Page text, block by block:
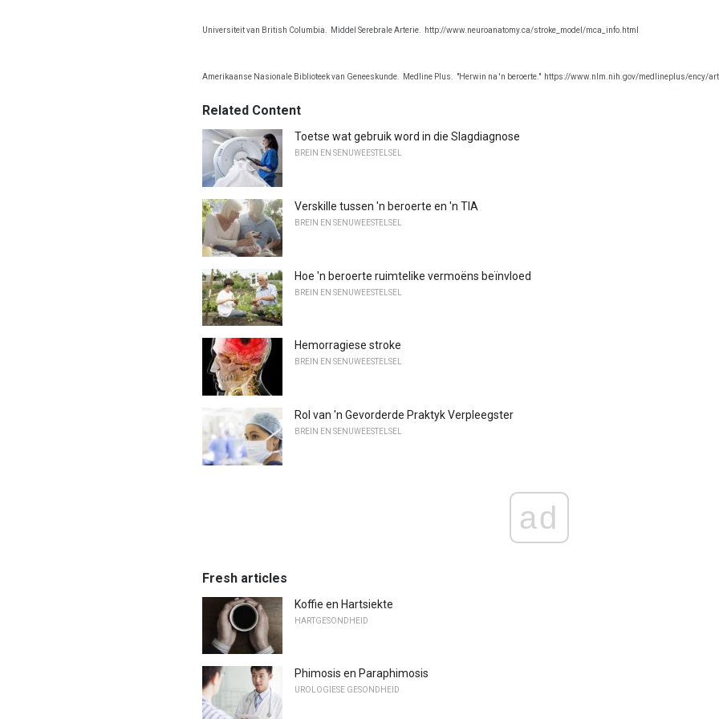
Universiteit van British Columbia. Middel Serebrale Arterie. http://www.neuroanatomy.ca/stroke_model/mca_info.html
Amerikaanse Nasionale Biblioteek van Geneeskunde. Medline Plus. "Herwin na 'n beroerte." https://www.nlm.nih.gov/medlineplus/ency/
Related Content
Toetse wat gebruik word in die Slagdiagnose
BREIN EN SENUWEESTELSEL
Verskille tussen 'n beroerte en 'n TIA
BREIN EN SENUWEESTELSEL
Hoe 'n beroerte ruimtelike vermoëns beïnvloed
BREIN EN SENUWEESTELSEL
Hemorragiese stroke
BREIN EN SENUWEESTELSEL
Rol van 'n Gevorderde Praktyk Verpleegster
BREIN EN SENUWEESTELSEL
ad
Fresh articles
Koffie en Hartsiekte
HARTGESONDHEID
Phimosis en Paraphimosis
UROLOGIESE GESONDHEID